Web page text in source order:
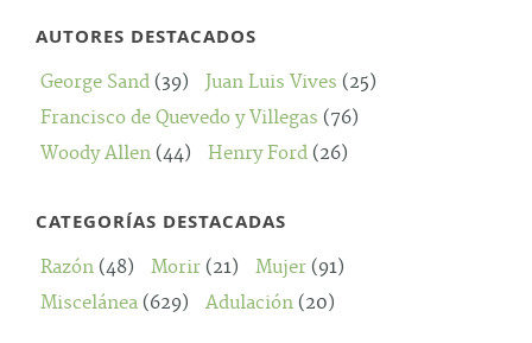
AUTORES DESTACADOS
George Sand (39) Juan Luis Vives (25)
Francisco de Quevedo y Villegas (76)
Woody Allen (44) Henry Ford (26)
CATEGORÍAS DESTACADAS
Razón (48) Morir (21) Mujer (91)
Miscelánea (629) Adulación (20)